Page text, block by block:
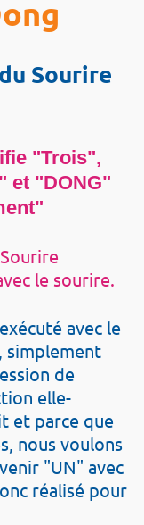
Sourire
"Trois",
et "DONG"
le sourire.
avec le
simplement
de
elle-
et parce que
nous voulons
"UN" avec
réalisé pour